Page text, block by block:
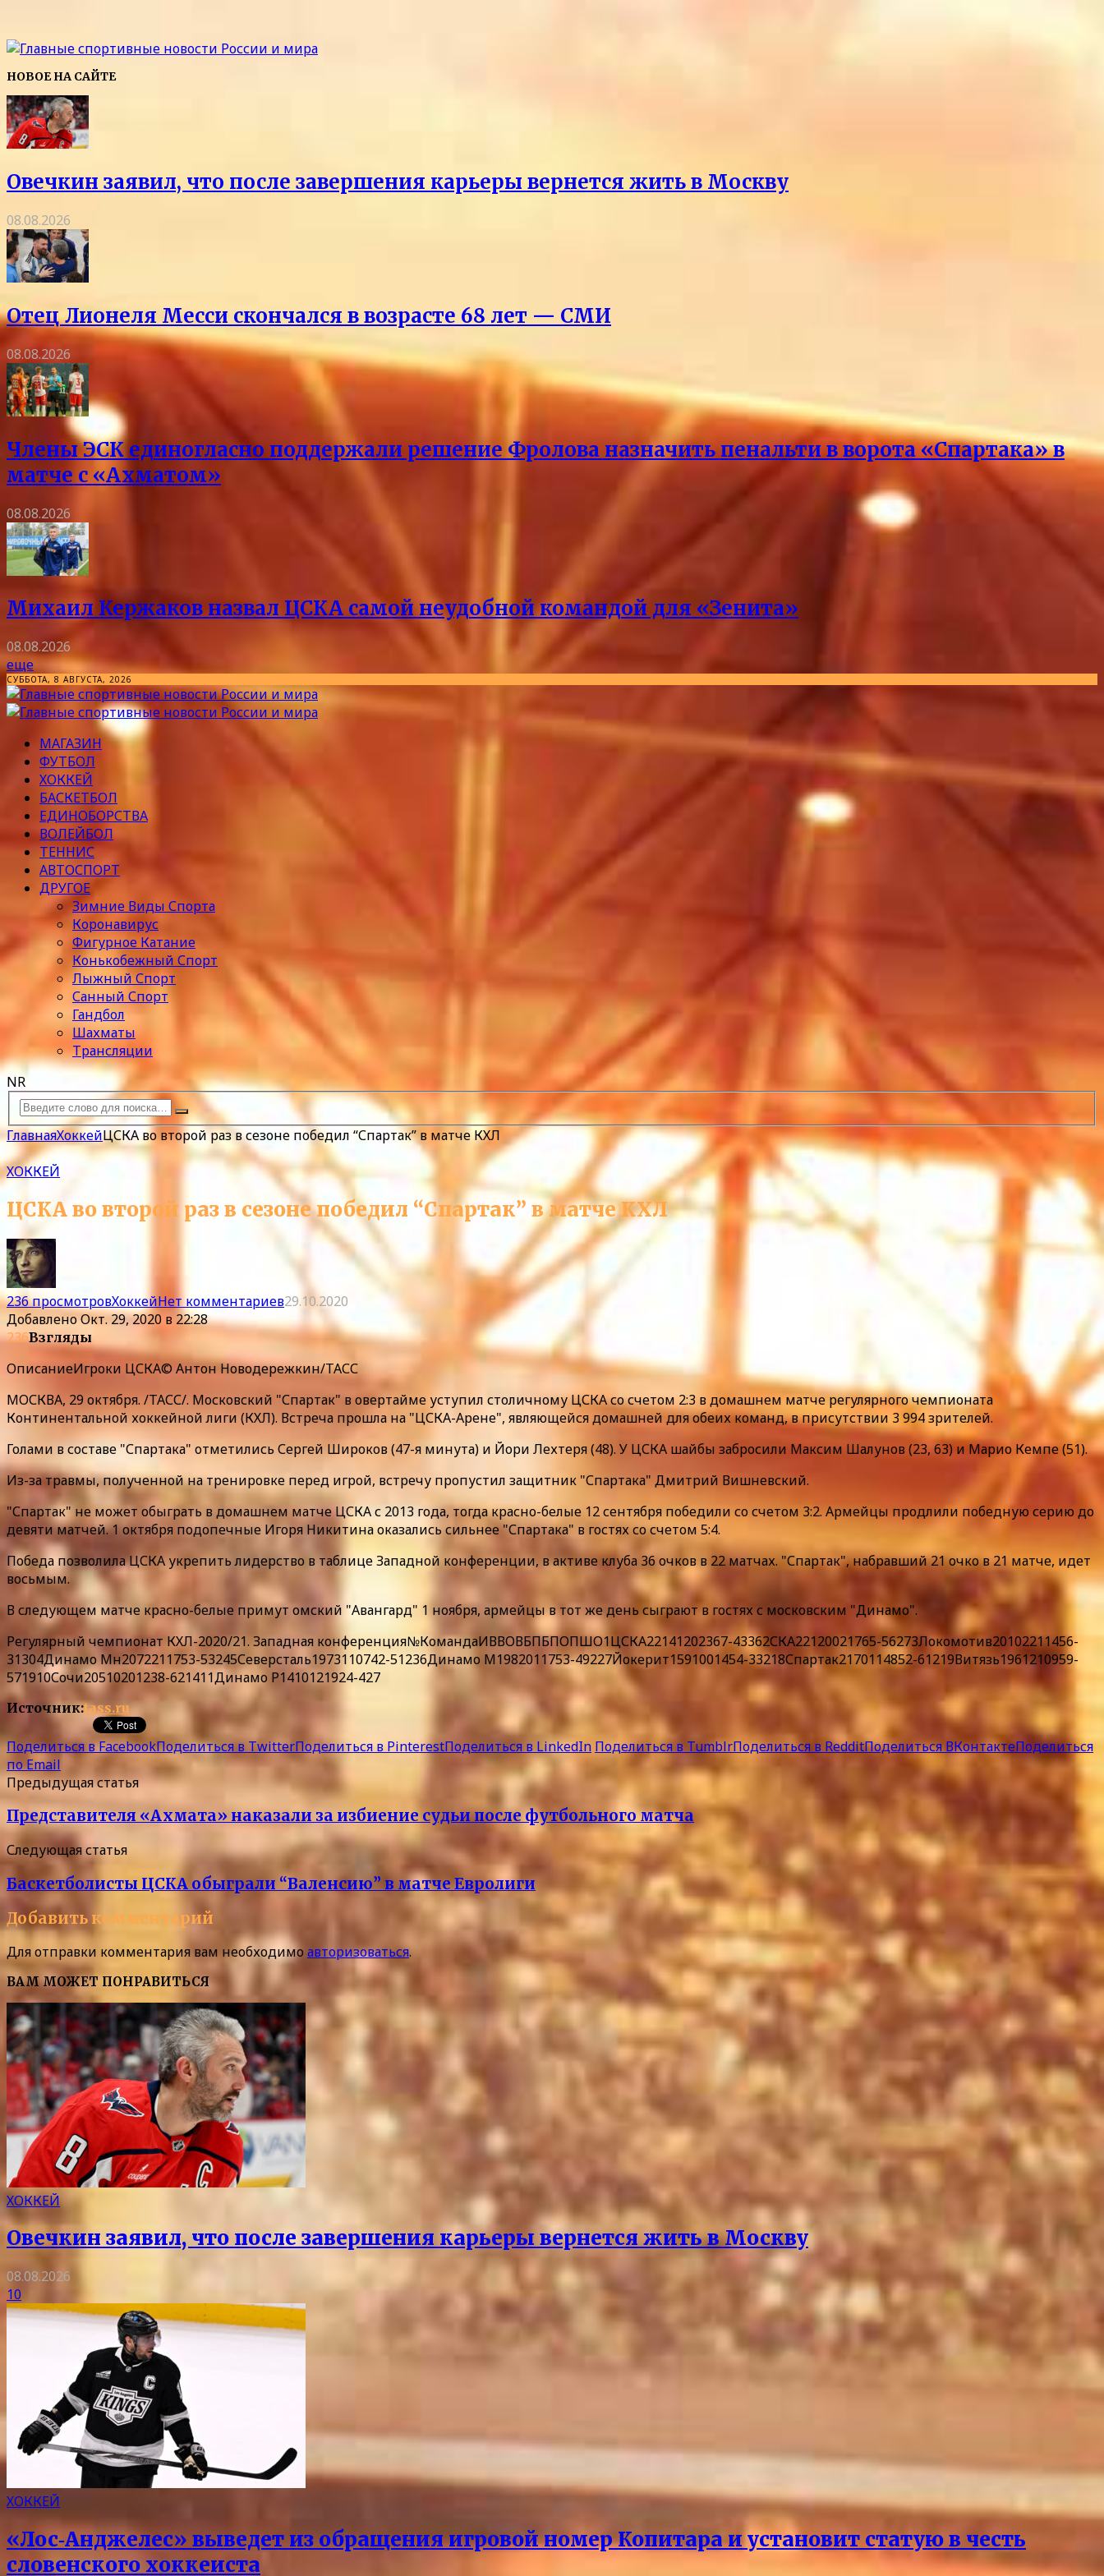
НОВОЕ НА САЙТЕ
Овечкин заявил, что после завершения карьеры вернется жить в Москву
08.08.2026
Отец Лионеля Месси скончался в возрасте 68 лет — СМИ
08.08.2026
Члены ЭСК единогласно поддержали решение Фролова назначить пенальти в ворота «Спартака» в
матче с «Ахматом»
08.08.2026
Михаил Кержаков назвал ЦСКА самой неудобной командой для «Зенита»
08.08.2026
еще
СУББОТА, 8 АВГУСТА, 2026
МАГАЗИН
ФУТБОЛ
ХОККЕЙ
БАСКЕТБОЛ
ЕДИНОБОРСТВА
ВОЛЕЙБОЛ
ТЕННИС
АВТОСПОРТ
ДРУГОЕ
Зимние Виды Спорта
Коронавирус
Фигурное Катание
Конькобежный Спорт
Лыжный Спорт
Санный Спорт
Гандбол
Шахматы
Трансляции
NR
ГлавнаяХоккейЦСКА во второй раз в сезоне победил “Спартак” в матче КХЛ
ХОККЕЙ
ЦСКА во второй раз в сезоне победил “Спартак” в матче КХЛ
236 просмотровХоккейНет комментариев29.10.2020
ДобавленоОкт. 29, 2020 в 22:28
236Взгляды
ОписаниеИгроки ЦСКА© Антон Новодережкин/ТАСС
МОСКВА, 29 октября. /ТАСС/. Московский "Спартак" в овертайме уступил столичному ЦСКА со счетом 2:3 в домашнем матче регулярного чемпионата
Континентальной хоккейной лиги (КХЛ). Встреча прошла на "ЦСКА-Арене", являющейся домашней для обеих команд, в присутствии 3 994 зрителей.
Голами в составе "Спартака" отметились Сергей Широков (47-я минута) и Йори Лехтеря (48). У ЦСКА шайбы забросили Максим Шалунов (23, 63) и Марио Кемпе (51).
Из-за травмы, полученной на тренировке перед игрой, встречу пропустил защитник "Спартака" Дмитрий Вишневский.
"Спартак" не может обыграть в домашнем матче ЦСКА с 2013 года, тогда красно-белые 12 сентября победили со счетом 3:2. Армейцы продлили победную серию до
девяти матчей. 1 октября подопечные Игоря Никитина оказались сильнее "Спартака" в гостях со счетом 5:4.
Победа позволила ЦСКА укрепить лидерство в таблице Западной конференции, в активе клуба 36 очков в 22 матчах. "Спартак", набравший 21 очко в 21 матче, идет
восьмым.
В следующем матче красно-белые примут омский "Авангард" 1 ноября, армейцы в тот же день сыграют в гостях с московским "Динамо".
Регулярный чемпионат КХЛ-2020/21. Западная конференция№КомандаИВВОВБПБПОПШО1ЦСКА22141202367-43362СКА22120021765-56273Локомотив20102211456-
31304Динамо Мн2072211753-53245Северсталь1973110742-51236Динамо М1982011753-49227Йокерит1591001454-33218Спартак2170114852-61219Витязь1961210959-
571910Сочи20510201238-621411Динамо Р1410121924-427
Источник:tass.ru
Поделиться в FacebookПоделиться в TwitterПоделиться в PinterestПоделиться в LinkedIn Поделиться в TumblrПоделиться в RedditПоделиться ВКонтактеПоделиться
по Email
Предыдущая статья
Представителя «Ахмата» наказали за избиение судьи после футбольного матча
Следующая статья
Баскетболисты ЦСКА обыграли “Валенсию” в матче Евролиги
Добавить комментарий
Для отправки комментария вам необходимо авторизоваться.
ВАМ МОЖЕТ ПОНРАВИТЬСЯ
ХОККЕЙ
Овечкин заявил, что после завершения карьеры вернется жить в Москву
08.08.2026
10
ХОККЕЙ
«Лос‑Анджелес» выведет из обращения игровой номер Копитара и установит статую в честь
словенского хоккеиста